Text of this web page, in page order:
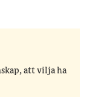
att vilja ha